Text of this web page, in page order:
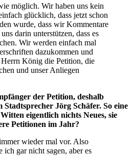
möglich. Wir haben uns kein
glücklich, dass jetzt schon
wurde, dass wir Kommentare
darin unterstützen, dass es
Wir werden einfach mal
dazukommen und
König die Petition, die
und unser Anliegen
der Petition, deshalb
Jörg Schäfer. So eine
eigentlich nichts Neues, sie
Petitionen im Jahr?
wieder mal vor. Also
ich gar nicht sagen, aber es